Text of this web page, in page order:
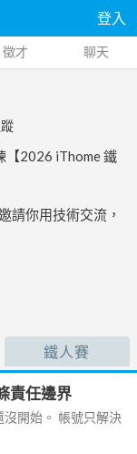
登入
徵才 聊天
【2026 iThome 鐵
請你用技術交流，
鐵人賽
責任邊界
開始。 帳號只解決